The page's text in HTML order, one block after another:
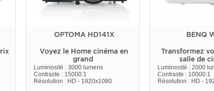
OPTOMA HD141X
Voyez le Home cinéma en
grand
Luminosité : 3000 lumens
Contraste : 15000:1
Résolution : HD - 1920x1080
BENQ
Transformez
salle de
Luminosité : 2000
Contraste : 10000:1
Résolution : HD -